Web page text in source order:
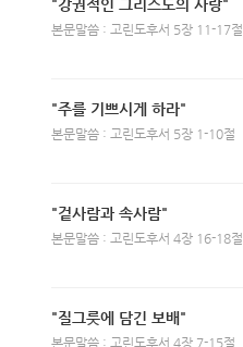
"강권적인 그리스도의 사랑"
본문말씀 : 고린도후서 5장 11-17절
"주를 기쁘시게 하라"
본문말씀 : 고린도후서 5장 1-10절
"겉사람과 속사람"
본문말씀 : 고린도후서 4장 16-18절
"질그릇에 담긴 보배"
본문말씀 : 고린도후서 4장 7-15절